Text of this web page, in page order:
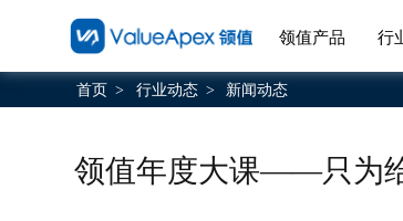
领值产品 行
首页 > 行业动态 > 新闻动态
领值年度大课——只为